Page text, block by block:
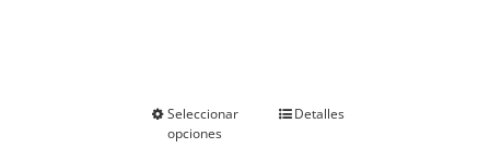
Seleccionar
opciones
EsteDetalles